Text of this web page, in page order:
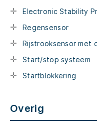
Electronic Stability
Regensensor
Rijstrooksensor met
Start/stop systeem
Startblokkering
Overig